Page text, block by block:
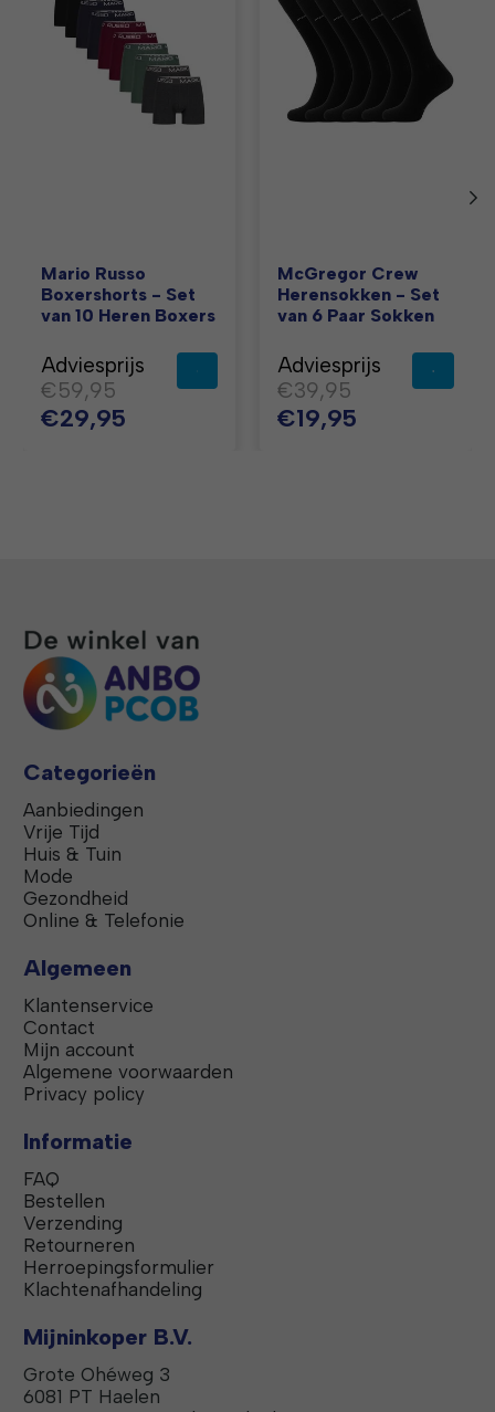
Mario Russo
Boxershorts - Set
van 10 Heren Boxers
Adviesprijs
€59,95
€29,95
McGregor Crew
Herensokken - Set
van 6 Paar Sokken
Adviesprijs
€39,95
€19,95
Categorieën
Aanbiedingen
Vrije Tijd
Huis & Tuin
Mode
Gezondheid
Online & Telefonie
Algemeen
Klantenservice
Contact
Mijn account
Algemene voorwaarden
Privacy policy
Informatie
FAQ
Bestellen
Verzending
Retourneren
Herroepingsformulier
Klachtenafhandeling
Mijninkoper B.V.
Grote Ohéweg 3
6081 PT Haelen